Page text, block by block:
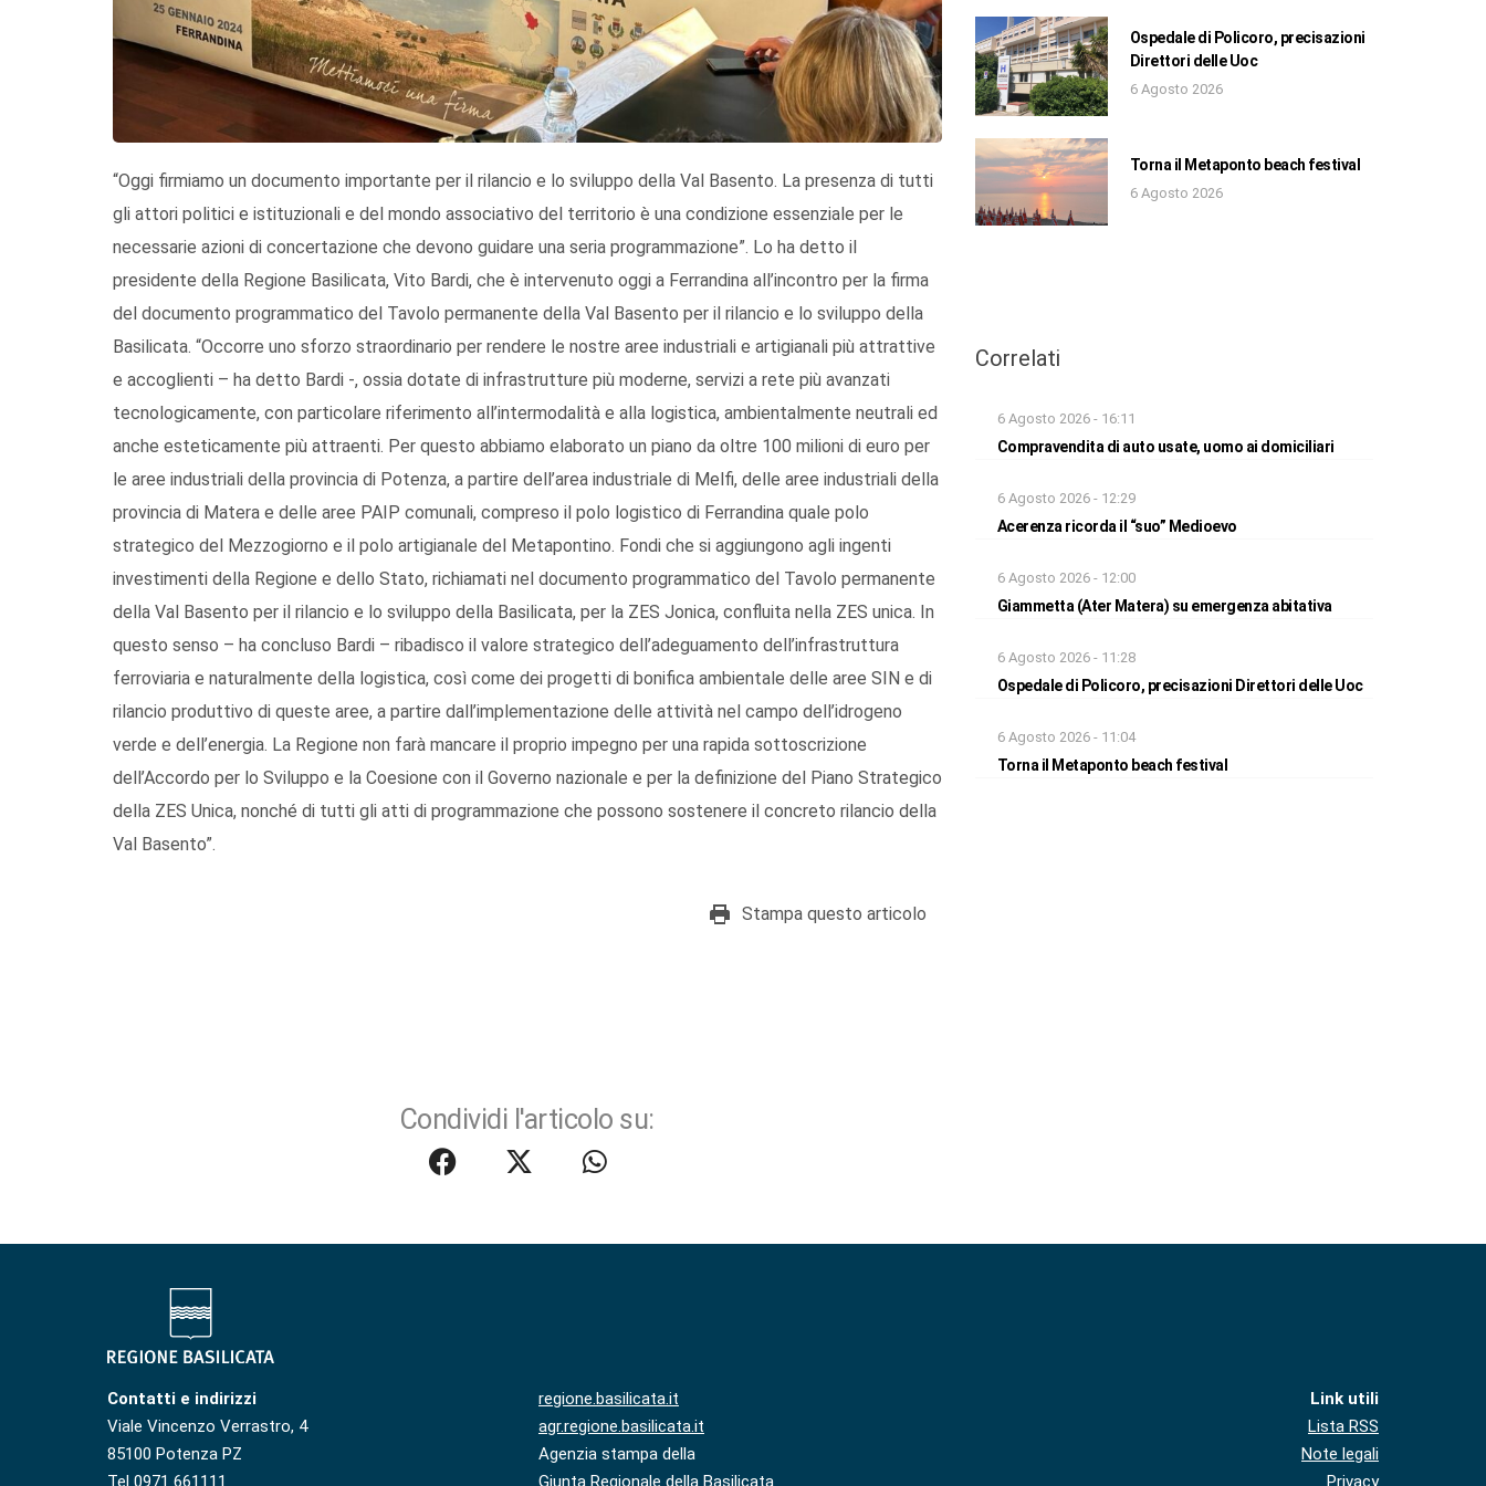
“Oggi firmiamo un documento importante per il rilancio e lo sviluppo della Val Basento. La presenza di tutti
gli attori politici e istituzionali e del mondo associativo del territorio è una condizione essenziale per le
necessarie azioni di concertazione che devono guidare una seria programmazione”. Lo ha detto il
presidente della Regione Basilicata, Vito Bardi, che è intervenuto oggi a Ferrandina all’incontro per la firma
del documento programmatico del Tavolo permanente della Val Basento per il rilancio e lo sviluppo della
Basilicata. “Occorre uno sforzo straordinario per rendere le nostre aree industriali e artigianali più attrattive
e accoglienti – ha detto Bardi -, ossia dotate di infrastrutture più moderne, servizi a rete più avanzati
tecnologicamente, con particolare riferimento all’intermodalità e alla logistica, ambientalmente neutrali ed
anche esteticamente più attraenti. Per questo abbiamo elaborato un piano da oltre 100 milioni di euro per
le aree industriali della provincia di Potenza, a partire dell’area industriale di Melfi, delle aree industriali della
provincia di Matera e delle aree PAIP comunali, compreso il polo logistico di Ferrandina quale polo
strategico del Mezzogiorno e il polo artigianale del Metapontino. Fondi che si aggiungono agli ingenti
investimenti della Regione e dello Stato, richiamati nel documento programmatico del Tavolo permanente
della Val Basento per il rilancio e lo sviluppo della Basilicata, per la ZES Jonica, confluita nella ZES unica. In
questo senso – ha concluso Bardi – ribadisco il valore strategico dell’adeguamento dell’infrastruttura
ferroviaria e naturalmente della logistica, così come dei progetti di bonifica ambientale delle aree SIN e di
rilancio produttivo di queste aree, a partire dall’implementazione delle attività nel campo dell’idrogeno
verde e dell’energia. La Regione non farà mancare il proprio impegno per una rapida sottoscrizione
dell’Accordo per lo Sviluppo e la Coesione con il Governo nazionale e per la definizione del Piano Strategico
della ZES Unica, nonché di tutti gli atti di programmazione che possono sostenere il concreto rilancio della
Val Basento”.
Stampa questo articolo
Condividi l'articolo su:
Ospedale di Policoro, precisazioni
Direttori delle Uoc
6 Agosto 2026
Torna il Metaponto beach festival
6 Agosto 2026
Correlati
6 Agosto 2026 - 16:11
Compravendita di auto usate, uomo ai domiciliari
6 Agosto 2026 - 12:29
Acerenza ricorda il “suo” Medioevo
6 Agosto 2026 - 12:00
Giammetta (Ater Matera) su emergenza abitativa
6 Agosto 2026 - 11:28
Ospedale di Policoro, precisazioni Direttori delle Uoc
6 Agosto 2026 - 11:04
Torna il Metaponto beach festival
Contatti e indirizzi
Viale Vincenzo Verrastro, 4
85100 Potenza PZ
Tel 0971 661111
regione.basilicata.it
agr.regione.basilicata.it
Agenzia stampa della
Giunta Regionale della Basilicata
Link utili
Lista RSS
Note legali
Privacy